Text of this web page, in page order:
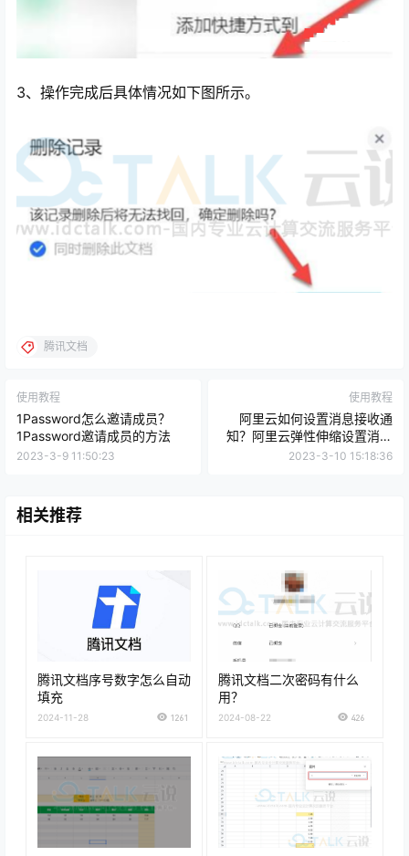
3、操作完成后具体情况如下图所示。
腾讯文档
使用教程
1Password怎么邀请成员？
1Password邀请成员的方法
2023-3-9 11:50:23
使用教程
阿里云如何设置消息接收通
知？阿里云弹性伸缩设置消息
接收通知
2023-3-10 15:18:36
相关推荐
腾讯文档序号数字怎么自动
填充
2024-11-28 1261
腾讯文档二次密码有什么
用？
2024-08-22 426